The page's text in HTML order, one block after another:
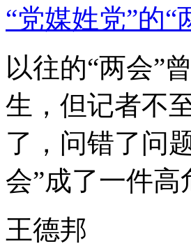
“党媒姓党”的“
以往的“两会”
生，但记者不
了，问错了问
会”成了一件
王德邦